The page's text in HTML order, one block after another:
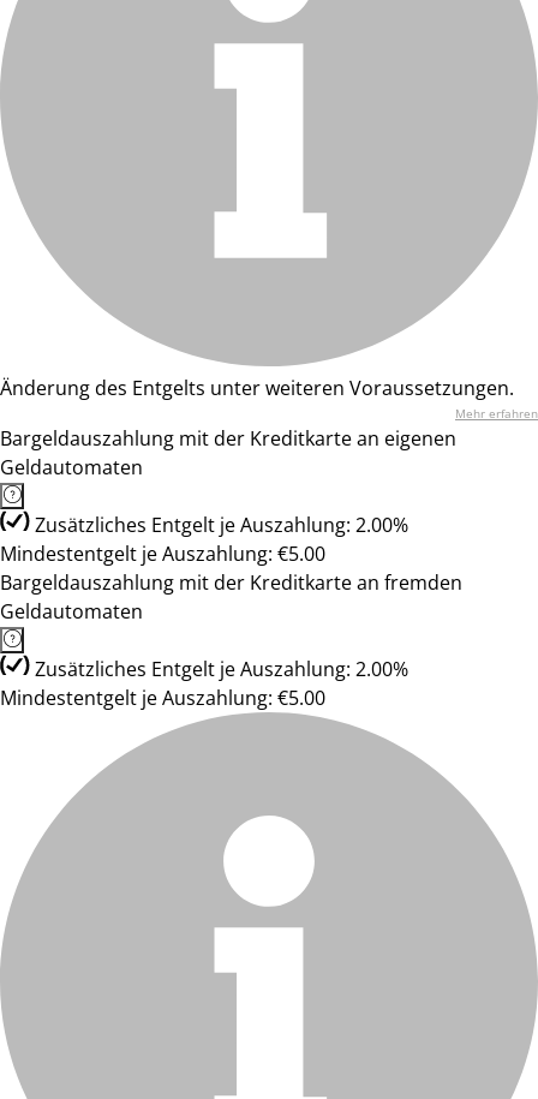
Änderung des Entgelts unter weiteren Voraussetzungen.
Mehr erfahren
Bargeldauszahlung mit der Kreditkarte an eigenen
Geldautomaten
Zusätzliches Entgelt je Auszahlung: 2.00%
Mindestentgelt je Auszahlung: €5.00
Bargeldauszahlung mit der Kreditkarte an fremden
Geldautomaten
Zusätzliches Entgelt je Auszahlung: 2.00%
Mindestentgelt je Auszahlung: €5.00